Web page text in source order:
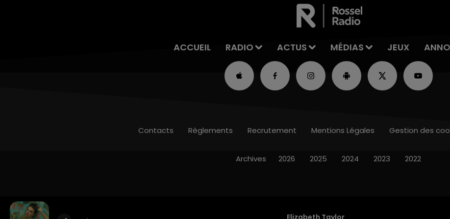
ACCUEIL RADIO ACTUS MÉDIAS JEUX
Elizabeth Taylor
Contacts Règlements Recrutement Mentions Légales Gestion des
Archives 2026 2025 2024 2023 2022